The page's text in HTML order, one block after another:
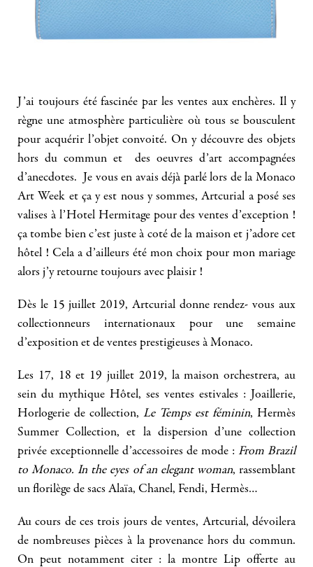
J’ai toujours été fascinée par les ventes aux enchères. Il y
règne une atmosphère particulière où tous se bousculent
pour acquérir l’objet convoité. On y découvre des objets
hors du commun et des oeuvres d’art accompagnées
d’anecdotes. Je vous en avais déjà parlé lors de la Monaco
Art Week et ça y est nous y sommes, Artcurial a posé ses
valises à l’Hotel Hermitage pour des ventes d’exception !
ça tombe bien c’est juste à coté de la maison et j’adore cet
hôtel ! Cela a d’ailleurs été mon choix pour mon mariage
alors j’y retourne toujours avec plaisir !
Dès le 15 juillet 2019, Artcurial donne rendez- vous aux
collectionneurs internationaux pour une semaine
d’exposition et de ventes prestigieuses à Monaco.
Les 17, 18 et 19 juillet 2019, la maison orchestrera, au
sein du mythique Hôtel, ses ventes estivales : Joaillerie,
Horlogerie de collection, Le Temps est féminin, Hermès
Summer Collection, et la dispersion d’une collection
privée exceptionnelle d’accessoires de mode : From Brazil
to Monaco. In the eyes of an elegant woman, rassemblant
un florilège de sacs Alaïa, Chanel, Fendi, Hermès…
Au cours de ces trois jours de ventes, Artcurial, dévoilera
de nombreuses pièces à la provenance hors du commun.
On peut notamment citer : la montre Lip offerte au